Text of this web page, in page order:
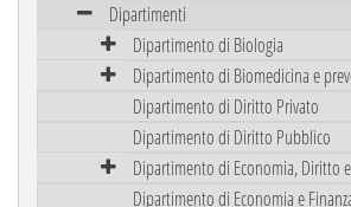
Dipartimenti
Dipartimento di Biologia
Dipartimento di Biomedicina e
Dipartimento di Diritto Privato
Dipartimento di Diritto Pubblico
Dipartimento di Economia, Diritto
Dipartimento di Economia e